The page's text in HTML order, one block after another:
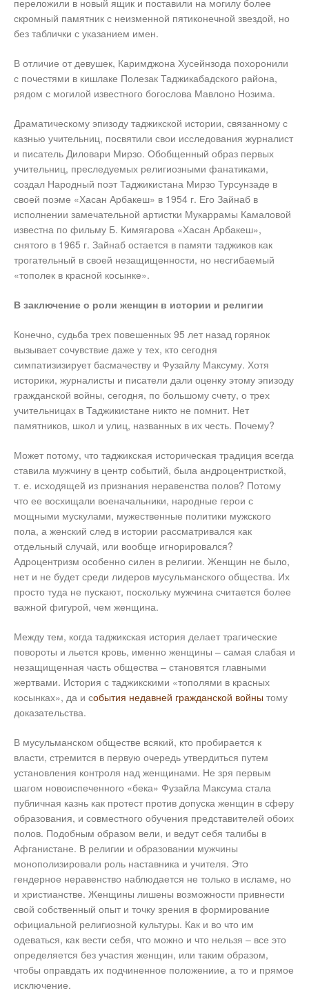
переложили в новый ящик и поставили на могилу более
скромный памятник с неизменной пятиконечной звездой, но
без таблички с указанием имен.
В отличие от девушек, Каримджона Хусейнзода похоронили
с почестями в кишлаке Полезак Таджикабадского района,
рядом с могилой известного богослова Мавлоно Нозима.
Драматическому эпизоду таджикской истории, связанному с
казнью учительниц, посвятили свои исследования журналист
и писатель Диловари Мирзо. Обобщенный образ первых
учительниц, преследуемых религиозными фанатиками,
создал Народный поэт Таджикистана Мирзо Турсунзаде в
своей поэме «Хасан Арбакеш» в 1954 г. Его Зайнаб в
исполнении замечательной артистки Мукаррамы Камаловой
известна по фильму Б. Кимягарова «Хасан Арбакеш»,
снятого в 1965 г. Зайнаб остается в памяти таджиков как
трогательный в своей незащищенности, но несгибаемый
«тополек в красной косынке».
В заключение о роли женщин в истории и религии
Конечно, судьба трех повешенных 95 лет назад горянок
вызывает сочувствие даже у тех, кто сегодня
симпатизизирует басмачеству и Фузайлу Максуму. Хотя
историки, журналисты и писатели дали оценку этому эпизоду
гражданской войны, сегодня, по большому счету, о трех
учительницах в Таджикистане никто не помнит. Нет
памятников, школ и улиц, названных в их честь. Почему?
Может потому, что таджикская историческая традиция всегда
ставила мужчину в центр событий, была андроцентристкой,
т. е. исходящей из признания неравенства полов? Потому
что ее восхищали военачальники, народные герои с
мощными мускулами, мужественные политики мужского
пола, а женский след в истории рассматривался как
отдельный случай, или вообще игнорировался?
Адроцентризм особенно силен в религии. Женщин не было,
нет и не будет среди лидеров мусульманского общества. Их
просто туда не пускают, поскольку мужчина считается более
важной фигурой, чем женщина.
Между тем, когда таджикская история делает трагические
повороты и льется кровь, именно женщины – самая слабая и
незащищенная часть общества – становятся главными
жертвами. История с таджикскими «тополями в красных
косынках», да и события недавней гражданской войны тому
доказательства.
В мусульманском обществе всякий, кто пробирается к
власти, стремится в первую очередь утвердиться путем
установления контроля над женщинами. Не зря первым
шагом новоиспеченного «бека» Фузайла Максума стала
публичная казнь как протест против допуска женщин в сферу
образования, и совместного обучения представителей обоих
полов. Подобным образом вели, и ведут себя талибы в
Афганистане. В религии и образовании мужчины
монополизировали роль наставника и учителя. Это
гендерное неравенство наблюдается не только в исламе, но
и христианстве. Женщины лишены возможности привнести
свой собственный опыт и точку зрения в формирование
официальной религиозной культуры. Как и во что им
одеваться, как вести себя, что можно и что нельзя – все это
определяется без участия женщин, или таким образом,
чтобы оправдать их подчиненное положениие, а то и прямое
исключение.